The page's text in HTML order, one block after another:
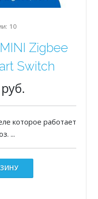
10
Zigbee
Switch
которое работает
...